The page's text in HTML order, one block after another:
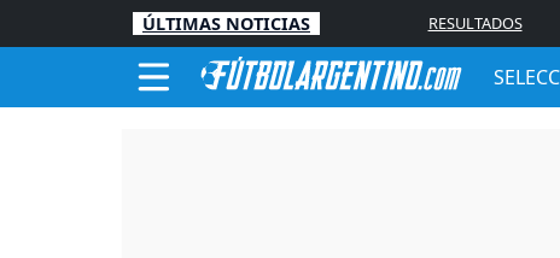
ÚLTIMAS NOTICIAS RESULTADOS